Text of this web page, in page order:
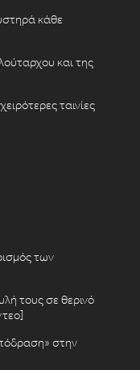
κάθε
και της
ταινίες
των
τους σε θερινό
στην